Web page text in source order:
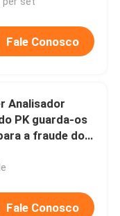
Fale Conosco
Analisador
PK guarda-os
a fraude do
Fale Conosco